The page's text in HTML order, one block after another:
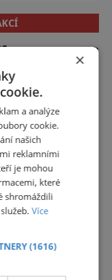
>>
31
7
14 15
21
28 29
4 5
×
a analýze
cookie.
našich
reklamními
je mohou
které
shromáždili
Více
(1616)